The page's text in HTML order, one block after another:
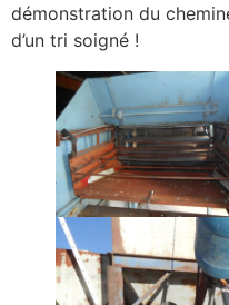
démonstration du
d’un tri soigné !